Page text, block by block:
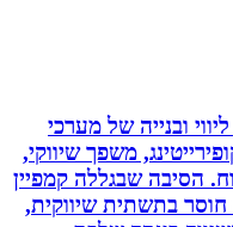
ובנייה של מערכי
משפך שיווקי,
שבגללה קמפיין
בתשתית שיווקית,